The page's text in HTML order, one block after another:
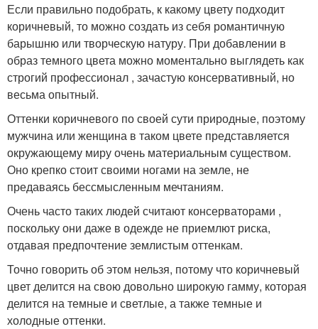
Если правильно подобрать, к какому цвету подходит
коричневый, то можно создать из себя романтичную
барышню или творческую натуру. При добавлении в
образ темного цвета можно моментально выглядеть как
строгий профессионал , зачастую консервативный, но
весьма опытный.
Оттенки коричневого по своей сути природные, поэтому
мужчина или женщина в таком цвете представляется
окружающему миру очень материальным существом.
Оно крепко стоит своими ногами на земле, не
предаваясь бессмысленным мечтаниям.
Очень часто таких людей считают консерваторами ,
поскольку они даже в одежде не приемлют риска,
отдавая предпочтение землистым оттенкам.
Точно говорить об этом нельзя, потому что коричневый
цвет делится на свою довольно широкую гамму, которая
делится на темные и светлые, а также темные и
холодные оттенки.